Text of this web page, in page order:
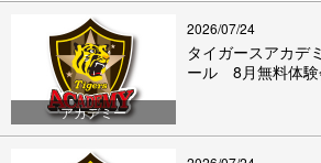
アカデミー
2026/07/24
タイガースアカデ
ール 8月無料体験